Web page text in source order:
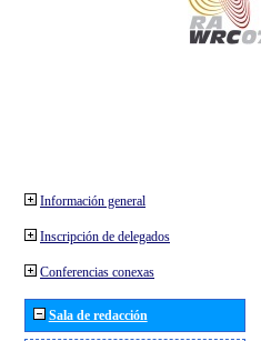
Información general
Inscripción de delegados
Conferencias conexas
Sala de redacción